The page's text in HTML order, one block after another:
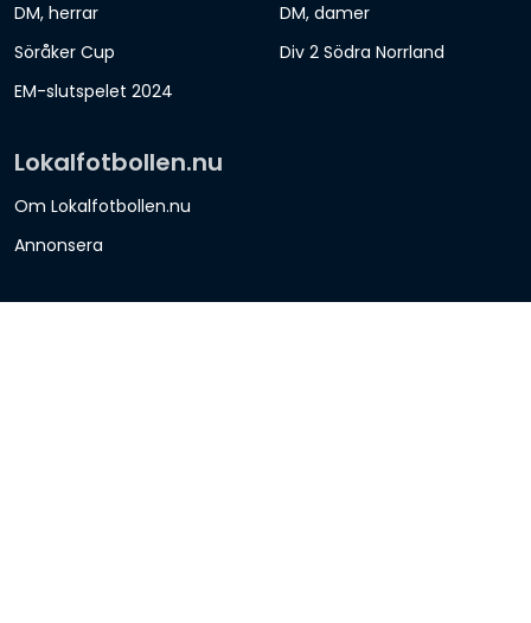
DM, herrar
Söråker Cup
EM-slutspelet 2024
DM, damer
Div 2 Södra Norrland
Lokalfotbollen.nu
Om Lokalfotbollen.nu
Annonsera